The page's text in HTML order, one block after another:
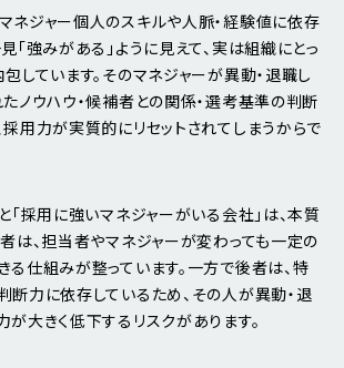
ネジャー個人のスキルや人脈・経験値に依存
「強みがある」ように見えて、実は組織にとっ
しています。そのマネジャーが異動・退職し
ノウハウ・候補者との関係・選考基準の判断
用力が実質的にリセットされてしまうからで
「採用に強いマネジャーがいる会社」は、本質
は、担当者やマネジャーが変わっても一定の
仕組みが整っています。一方で後者は、特
断力に依存しているため、その人が異動・退
大きく低下するリスクがあります。